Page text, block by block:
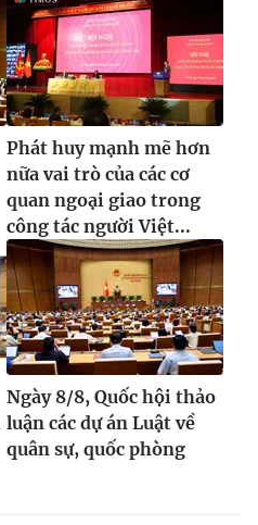
Phát huy mạnh mẽ hơn
nữa vai trò của các cơ
quan ngoại giao trong
công tác người Việt...
Ngày 8/8, Quốc hội thảo
luận các dự án Luật về
quân sự, quốc phòng